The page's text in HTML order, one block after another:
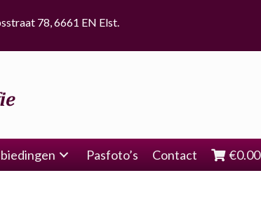
78, 6661 EN Elst.
Pasfoto’s Contact €0.00